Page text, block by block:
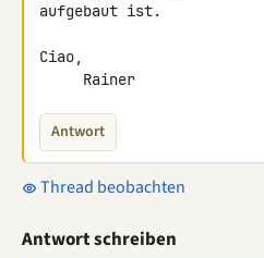
aufgebaut ist.
Ciao,
     Rainer
Antwort
Thread beobachten
Antwort schreiben